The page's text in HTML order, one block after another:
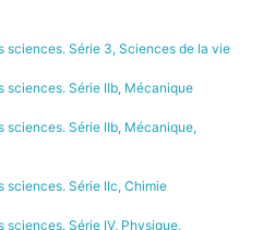
sciences. Série 3, Sciences de la vie
sciences. Série IIb, Mécanique
sciences. Série IIb, Mécanique,
sciences. Série IIc, Chimie
sciences. Série IV, Physique,